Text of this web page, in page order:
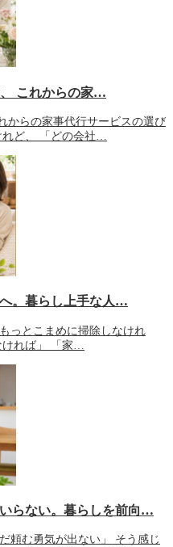
これからの家…
からの家事代行サービスの選び
ど、 「どの会社…
。暮らし上手な人…
っとこまめに掃除しなけれ
れば」 「家…
らない。暮らしを前向…
頼む勇気が出ない」 そう感じ